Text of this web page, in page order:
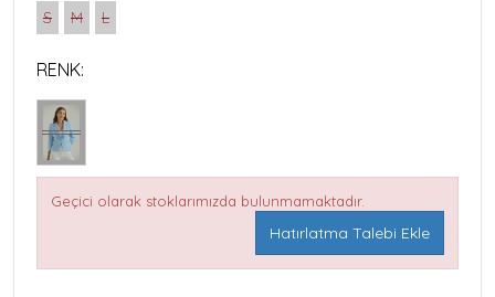
S M L
RENK:
Geçici olarak stoklarımızda bulunmamaktadır.
Hatırlatma Talebi Ekle